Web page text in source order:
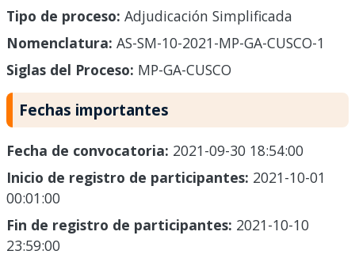
Tipo de proceso: Adjudicación Simplificada
Nomenclatura: AS-SM-10-2021-MP-GA-CUSCO-1
Siglas del Proceso: MP-GA-CUSCO
Fechas importantes
Fecha de convocatoria: 2021-09-30 18:54:00
Inicio de registro de participantes: 2021-10-01
00:01:00
Fin de registro de participantes: 2021-10-10
23:59:00